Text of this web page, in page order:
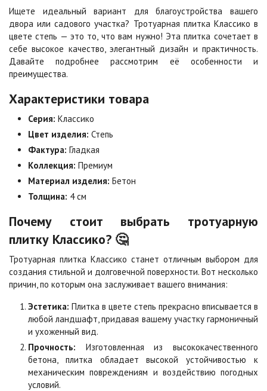
Цена по запросу Цена по запросу
Клинкер
Цена по запросу
Конго
Цена по запросу
Коричневая
Листопад
Цена по запросу
Цена по запросу Цена по запросу
Оранжевая
Цена по запросу
Осень
Цена по запросу
Особая серия
Цена по запросу
Сансет
Цена по запросу
Сахара
Цена по запросу
Серая
Цена по запросу
Ищете идеальный вариант для благоустройства вашего
двора или садового участка? Тротуарная плитка Классико в
цвете степь — это то, что вам нужно! Эта плитка сочетает в
себе высокое качество, элегантный дизайн и практичность.
Давайте подробнее рассмотрим её особенности и
преимущества.
Характеристики товара
Серия: Классико
Цвет изделия: Степь
Фактура: Гладкая
Коллекция: Премиум
Материал изделия: Бетон
Толщина: 4 см
Почему стоит выбрать тротуарную
плитку Классико? 🤔
Тротуарная плитка Классико станет отличным выбором для
создания стильной и долговечной поверхности. Вот несколько
причин, по которым она заслуживает вашего внимания:
Эстетика: Плитка в цвете степь прекрасно вписывается в
любой ландшафт, придавая вашему участку гармоничный
и ухоженный вид.
Прочность: Изготовленная из высококачественного
бетона, плитка обладает высокой устойчивостью к
механическим повреждениям и воздействию погодных
условий.